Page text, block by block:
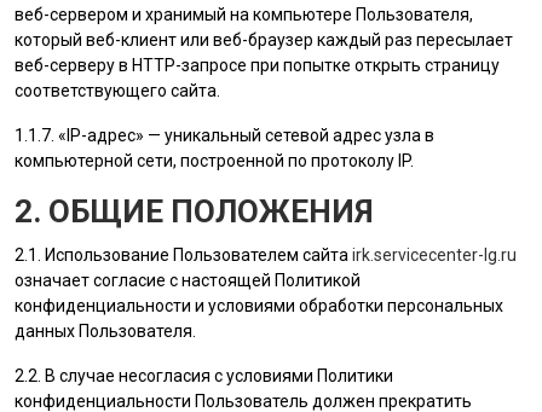
веб-сервером и хранимый на компьютере Пользователя,
который веб-клиент или веб-браузер каждый раз пересылает
веб-серверу в HTTP-запросе при попытке открыть страницу
соответствующего сайта.
1.1.7. «IP-адрес» — уникальный сетевой адрес узла в
компьютерной сети, построенной по протоколу IP.
2. ОБЩИЕ ПОЛОЖЕНИЯ
2.1. Использование Пользователем сайта irk.servicecenter-lg.ru
означает согласие с настоящей Политикой
конфиденциальности и условиями обработки персональных
данных Пользователя
2.2. В случае несогласия с условиями Политики
конфиденциальности Пользователь должен прекратить